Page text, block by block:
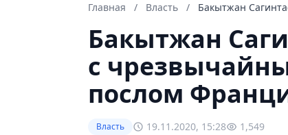
Главная / Власть / Бакытжан
Бакытжан
с
послом
Власть 19.11.2020, 15:28 1,549